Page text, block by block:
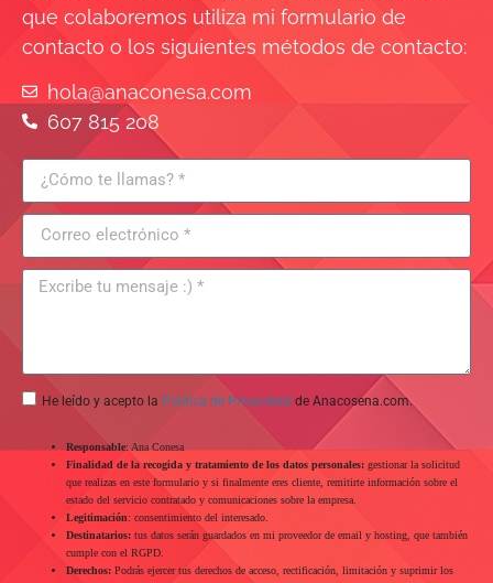
que colaboremos utiliza mi formulario de
contacto o los siguientes métodos de contacto:
hola@anaconesa.com
607 815 208
He leído y acepto la Política de Privacidad de Anacosena.com.
Responsable: Ana Conesa
Finalidad de la recogida y tratamiento de los datos personales: gestionar la solicitud
que realizas en este formulario y si finalmente eres cliente, remitirte información sobre el
estado del servicio contratado y comunicaciones sobre la empresa.
Legitimación: consentimiento del interesado.
Destinatarios: tus datos serán guardados en mi proveedor de email y hosting, que también
cumple con el RGPD.
Derechos: Podrás ejercer tus derechos de acceso, rectificación, limitación y suprimir los